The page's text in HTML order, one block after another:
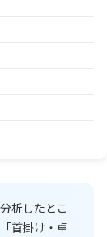
析したとこ
首掛け・卓